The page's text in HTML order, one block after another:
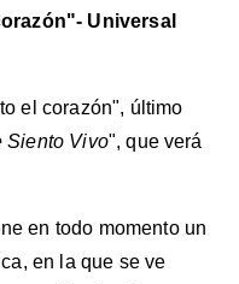
Universal
el corazón", último
Siento Vivo", que verá
en todo momento un
en la que se ve